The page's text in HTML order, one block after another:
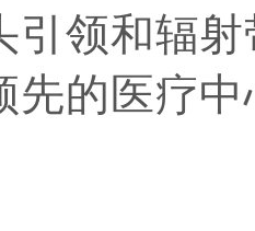
引领和辐
先的医疗